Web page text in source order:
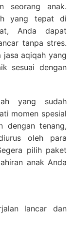
seorang anak.
yang tepat di
Anda dapat
tanpa stres.
aqiqah yang
sesuai dengan
yang sudah
momen spesial
dengan tenang,
oleh para
pilih paket
anak Anda
lancar dan